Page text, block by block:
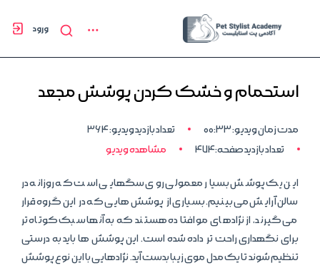
ورود
استحمام و خشک کردن پوشش مجعد
مدت زمان ویدیو: 00:33
تعداد بازدید ویدیو: 364
تعداد بازدید صفحه:474
مشاهده ویدیو
این یک پوشش بسیار معمولی روی سگهایی است که روزانه در
سالن آرایش می بینیم. بسیاری از پوشش هایی که در این گروه قرار
می گیرند، از نژادهای مو افتاده هستند که به آنها سبک کوتاه تر
برای نگهداری راحت تر داده شده است. این پوشش ها باید به درستی
تنظیم شوند تا یک مدل موی زیبا بدست آید. نژادهایی با این نوع پوشش